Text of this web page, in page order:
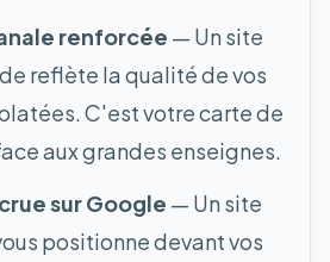
renforcée — Un site
reflète la qualité de vos
C'est votre carte de
aux grandes enseignes.
sur Google — Un site
positionne devant vos